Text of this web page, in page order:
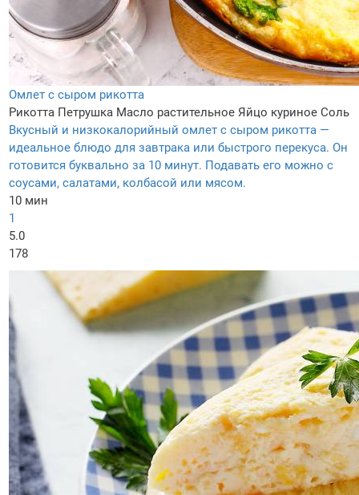
Омлет с сыром рикотта
Рикотта Петрушка Масло растительное Яйцо куриное Соль
Вкусный и низкокалорийный омлет с сыром рикотта —
идеальное блюдо для завтрака или быстрого перекуса. Он
готовится буквально за 10 минут. Подавать его можно с
соусами, салатами, колбасой или мясом.
10 мин
1
5.0
178